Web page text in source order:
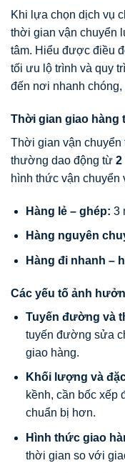
Khi lựa chọn dịch vụ
thời gian vận chuyển
tâm. Hiểu được điều
tối ưu lộ trình và quy
đến nơi nhanh chóng,
Thời gian giao hàng
Thời gian vận
thường dao động từ 2
hình thức vận chuyển
Hàng lẻ – ghép: 3
Hàng nguyên
Hàng đi nhanh –
Các yếu tố ảnh
Tuyến đường và
tuyến đường sửa
giao hàng.
Khối lượng và
kềnh, cần bốc xếp
chuẩn bị hơn.
Hình thức giao
thời gian so với